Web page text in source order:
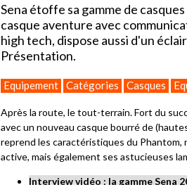
Sena étoffe sa gamme de
casque aventure avec
high tech, dispose aussi d'un
Présentation.
Equipement Catégories Casques
Après la route, le tout-terrain. Fort du
avec un nouveau casque bourré de
reprend les caractéristiques du
active, mais également ses astucieuses
Interview vidéo : la gamme Sena